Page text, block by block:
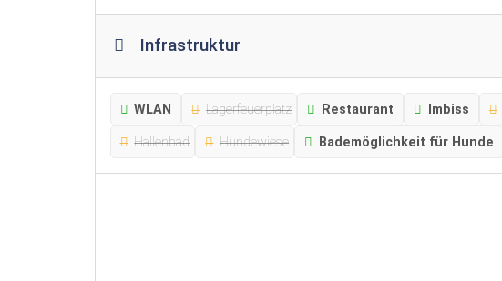
Infrastruktur
WLAN Lagerfeuerplatz Restaurant Imbiss
Hallenbad Hundewiese Bademöglichkeit für Hunde